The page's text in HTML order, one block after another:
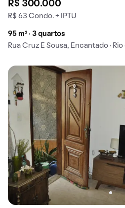
R$ 300.000
R$ 63 Condo. + IPTU
95 m² · 3 quartos
Rua Cruz E Sousa, Encantado ·